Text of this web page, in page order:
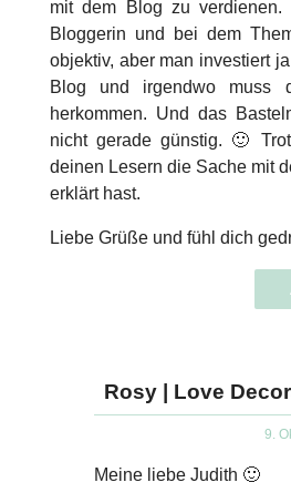
mit dem Blog zu
Bloggerin und bei dem
objektiv, aber man investiert
Blog und irgendwo muss
herkommen. Und das
nicht gerade günstig. 🙂
deinen Lesern die Sache mit
erklärt hast.
Liebe Grüße und fühl dich
Rosy | Love
9.
Meine liebe Judith 🙂